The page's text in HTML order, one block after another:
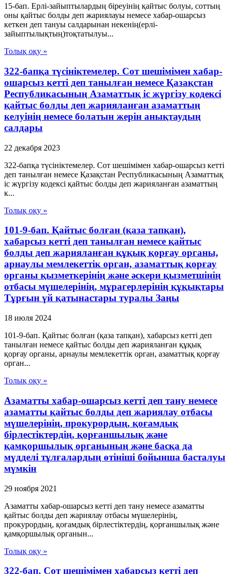
15-бап. Ерлі-зайыптылардың біреуінің қайтыс болуы, соттың
оны қайтыс болды деп жариялауы немесе хабар-ошарсыз
кеткен деп тануы салдарынан некенің(ерлі-
зайыптылықтың)тоқтатылуы...
Толық оқу »
322-бапқа түсініктемелер. Сот шешімімен хабар-
ошарсыз кетті деп танылған немесе Қазақстан
Республикасының Азаматтық іс жүргізу кодексі
қайтыс болды деп жарияланған азаматтың
келуінің немесе болатын жерін анықтаудың
салдары
22 декабря 2023
322-бапқа түсініктемелер. Сот шешімімен хабар-ошарсыз кетті
деп танылған немесе Қазақстан Республикасының Азаматтық
іс жүргізу кодексі қайтыс болды деп жарияланған азаматтың
к...
Толық оқу »
101-9-бап. Қайтыс болған (қаза тапқан),
хабарсыз кетті деп танылған немесе қайтыс
болды деп жарияланған құқық қорғау органы,
арнаулы мемлекеттік орган, азаматтық қорғау
органы қызметкерінің және әскери қызметшінің
отбасы мүшелерінің, мұрагерлерінің құқықтары
Тұрғын үй қатынастары туралы Заңы
18 июля 2024
101-9-бап. Қайтыс болған (қаза тапқан), хабарсыз кетті деп
танылған немесе қайтыс болды деп жарияланған құқық
қорғау органы, арнаулы мемлекеттік орган, азаматтық қорғау
орган...
Толық оқу »
Азаматты хабар-ошарсыз кетті деп тану немесе
азаматты қайтыс болды деп жариялау отбасы
мүшелерінің, прокурордың, қоғамдық
бірлестіктердің, қорғаншылық және
қамқоршылық органының және басқа да
мүдделі тұлғалардың өтініші бойынша басталуы
мүмкін
29 ноября 2021
Азаматты хабар-ошарсыз кетті деп тану немесе азаматты
қайтыс болды деп жариялау отбасы мүшелерінің,
прокурордың, қоғамдық бірлестіктердің, қорғаншылық және
қамқоршылық органын...
Толық оқу »
322-бап. Сот шешімімен хабарсыз кетті деп